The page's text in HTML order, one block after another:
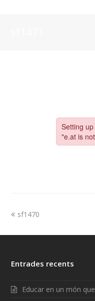
sf1470
Entrades recents
Educar en un món